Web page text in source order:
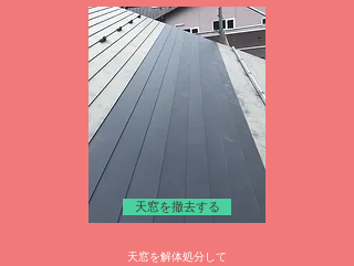
天窓を撤去する
天窓を解体処分して